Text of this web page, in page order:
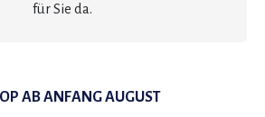
für Sie da.
AB ANFANG AUGUST